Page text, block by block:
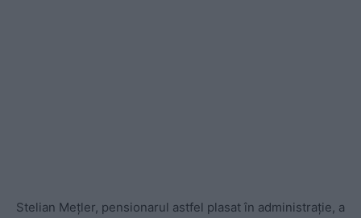
Stelian Mețler, pensionarul astfel plasat în administrație, a